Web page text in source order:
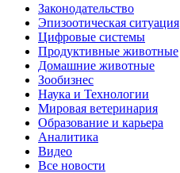
Законодательство
Эпизоотическая ситуация
Цифровые системы
Продуктивные животные
Домашние животные
Зообизнес
Наука и Технологии
Мировая ветеринария
Образование и карьера
Аналитика
Видео
Все новости